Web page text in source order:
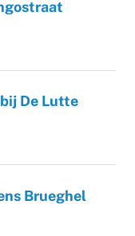
De Lutte
Brueghel